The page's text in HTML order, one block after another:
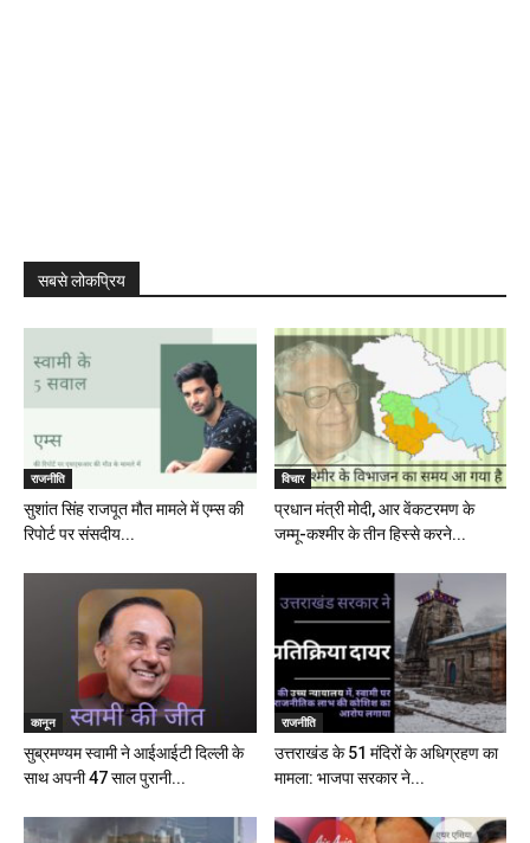
सबसे लोकप्रिय
राजनीति
सुशांत सिंह राजपूत मौत मामले में एम्स की
रिपोर्ट पर संसदीय...
विचार
प्रधान मंत्री मोदी, आर वेंकटरमण के
जम्मू-कश्मीर के तीन हिस्से करने...
कानून
सुब्रमण्यम स्वामी ने आईआईटी दिल्ली के
साथ अपनी 47 साल पुरानी...
राजनीति
उत्तराखंड के 51 मंदिरों के अधिग्रहण का
मामला: भाजपा सरकार ने...